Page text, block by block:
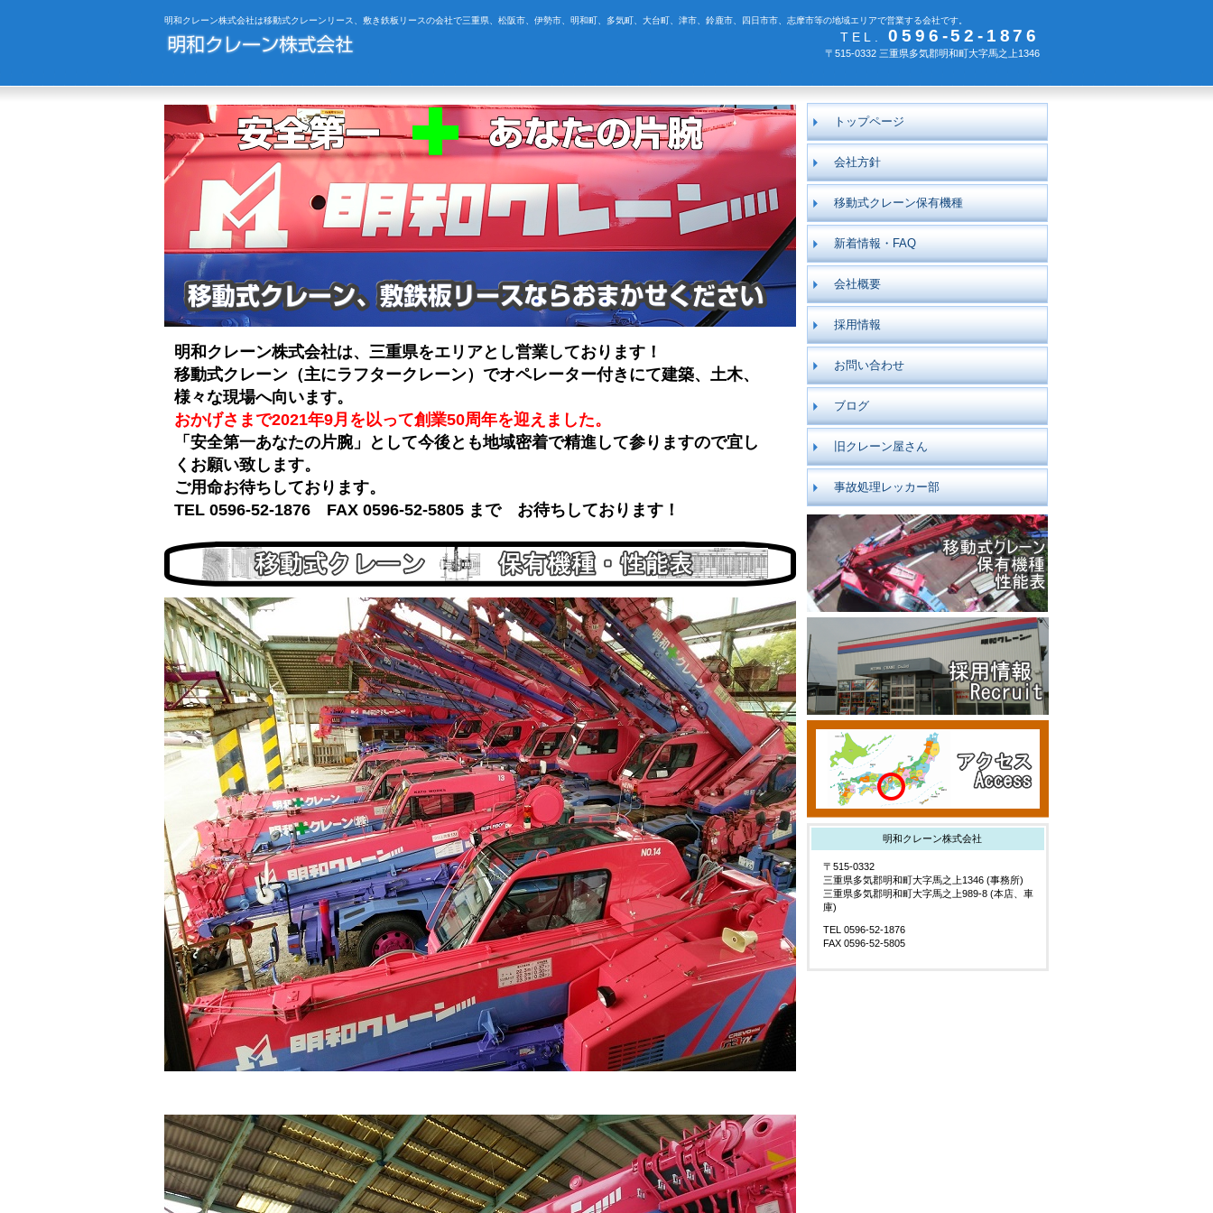
明和クレーン株式会社は移動式クレーンリース、敷き鉄板リースの会社で三重県、松阪市、伊勢市、明和町、多気町、大台町、津市、鈴鹿市、四日市市、志摩市等の地域エリアで営業する会社です。
TEL.0596-52-1876
〒515-0332 三重県多気郡明和町大字馬之上1346
明和クレーン株式会社は、三重県をエリアとし営業しております！
移動式クレーン（主にラフタークレーン）でオペレーター付きにて建築、土木、
様々な現場へ向います。
おかげさまで2021年9月を以って創業50周年を迎えました。
「安全第一あなたの片腕」として今後とも地域密着で精進して参りますので宜し
くお願い致します。
ご用命お待ちしております。
TEL0596-52-1876 FAX 0596-52-5805 まで お待ちしております！
トップページ
会社方針
移動式クレーン保有機種
新着情報・FAQ
会社概要
採用情報
お問い合わせ
ブログ
旧クレーン屋さん
事故処理レッカー部
明和クレーン株式会社
〒515-0332
三重県多気郡明和町大字馬之上1346 (事務所)
三重県多気郡明和町大字馬之上989-8 (本店、車
庫)
TEL 0596-52-1876
FAX 0596-52-5805